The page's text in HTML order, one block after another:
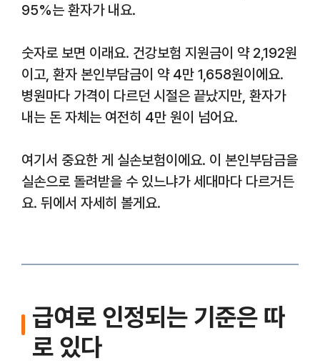
95%는 환자가 내요.
숫자로 보면 이래요. 건강보험 지원금이 약 2,192원
이고, 환자 본인부담금이 약 4만 1,658원이에요.
병원마다 가격이 다르던 시절은 끝났지만, 환자가
내는 돈 자체는 여전히 4만 원이 넘어요.
여기서 중요한 게 실손보험이에요. 이 본인부담금을
실손으로 돌려받을 수 있느냐가 세대마다 다르거든
요. 뒤에서 자세히 볼게요.
급여로 인정되는 기준은 따
로 있다